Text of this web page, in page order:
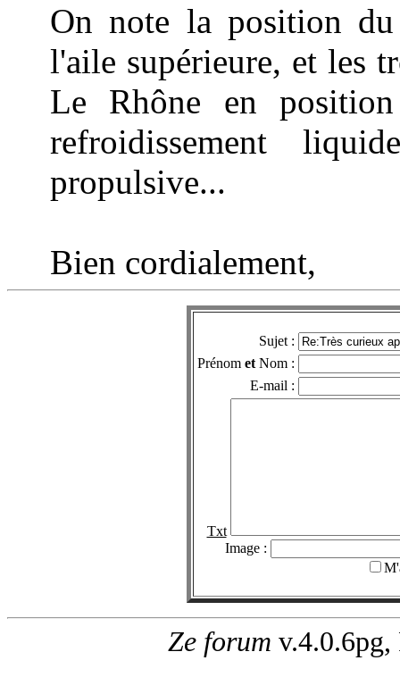
On note la position
l'aile supérieure, et les
Le Rhône en
refroidissement
propulsive...
Bien cordialement,
Sujet :
Prénom et Nom :
E-mail :
Txt
Image :
Ze forum